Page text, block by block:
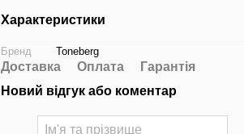
Характеристики
Бренд Toneberg
Доставка Оплата
Гарантія
Новий відгук або коментар